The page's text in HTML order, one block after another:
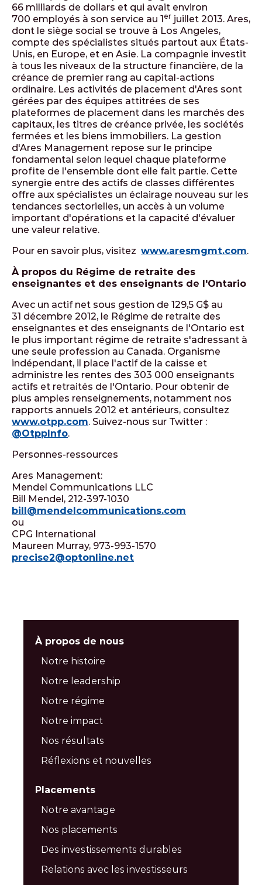
66 milliards de dollars et qui avait environ
700 employés à son service au 1er juillet 2013. Ares,
dont le siège social se trouve à Los Angeles,
compte des spécialistes situés partout aux États-
Unis, en Europe, et en Asie. La compagnie investit
à tous les niveaux de la structure financière, de la
créance de premier rang au capital-actions
ordinaire. Les activités de placement d'Ares sont
gérées par des équipes attitrées de ses
plateformes de placement dans les marchés des
capitaux, les titres de créance privée, les sociétés
fermées et les biens immobiliers. La gestion
d'Ares Management repose sur le principe
fondamental selon lequel chaque plateforme
profite de l'ensemble dont elle fait partie. Cette
synergie entre des actifs de classes différentes
offre aux spécialistes un éclairage nouveau sur les
tendances sectorielles, un accès à un volume
important d'opérations et la capacité d'évaluer
une valeur relative.
Pour en savoir plus, visitez www.aresmgmt.com.
À propos du Régime de retraite des
enseignantes et des enseignants de l'Ontario
Avec un actif net sous gestion de 129,5 G$ au
31 décembre 2012, le Régime de retraite des
enseignantes et des enseignants de l'Ontario est
le plus important régime de retraite s'adressant à
une seule profession au Canada. Organisme
indépendant, il place l'actif de la caisse et
administre les rentes des 303 000 enseignants
actifs et retraités de l'Ontario. Pour obtenir de
plus amples renseignements, notamment nos
rapports annuels 2012 et antérieurs, consultez
www.otpp.com. Suivez-nous sur Twitter :
@OtppInfo.
Personnes-ressources
Ares Management:
Mendel Communications LLC
Bill Mendel, 212-397-1030
bill@mendelcommunications.com
ou
CPG International
Maureen Murray, 973-993-1570
precise2@optonline.net
À propos de nous
Notre histoire
Notre leadership
Notre régime
Notre impact
Nos résultats
Réflexions et nouvelles
Placements
Notre avantage
Nos placements
Des investissements durables
Relations avec les investisseurs